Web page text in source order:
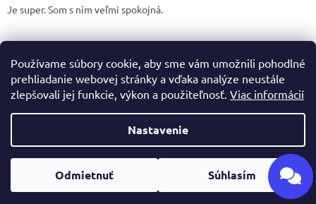
Používame súbory cookie, aby sme vám umožnili pohodlné
prehliadanie webovej stránky a vďaka analýze neustále
zlepšovali jej funkcie, výkon a použiteľnosť. Viac informácií
Nastavenie
Odmietnuť Súhlasím
Je super. Som s ním veľmi spokojná.
Copyright 2026Ivamarket.sk. Všetky práva vyhradené.Upraviť